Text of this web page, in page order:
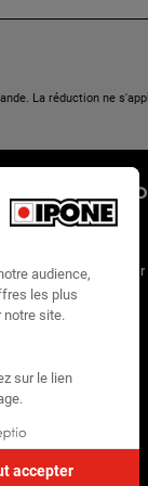
audience,
les plus
notre site.
sur le lien
accepter
La réduction ne
ESPACE PRO
Devenir revendeur
IPONE
MediaHouse